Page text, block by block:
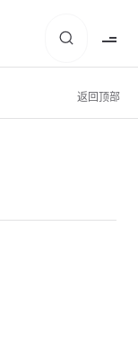
返回顶部